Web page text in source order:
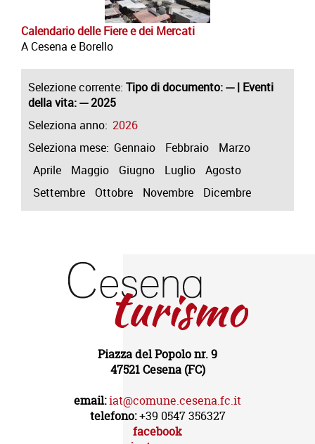
Calendario delle Fiere e dei Mercati
A Cesena e Borello
Selezione corrente: Tipo di documento: --- | Eventi
della vita: --- 2025
Seleziona anno: 2026
Seleziona mese: Gennaio Febbraio
Marzo
Aprile
Maggio Giugno Luglio
Agosto
Settembre
Ottobre Novembre Dicembre
Piazza del Popolo nr. 9
47521 Cesena (FC)
email:iat@comune.cesena.fc.it
telefono:+39 0547 356327
facebook